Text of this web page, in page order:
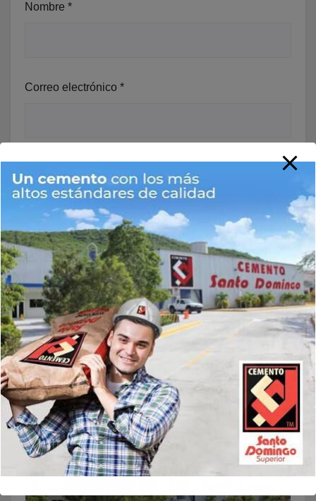
Nombre *
Correo electrónico *
Guarda mi nombre, correo electrónico y web en este
navegador para la próxima vez que comente.